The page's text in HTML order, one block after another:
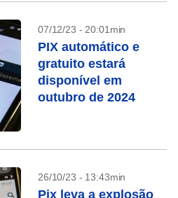
07/12/23 - 20:01min
PIX automático e
gratuito estará
disponível em
outubro de 2024
26/10/23 - 13:43min
Pix leva a explosão